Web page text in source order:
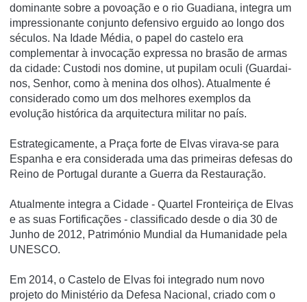
dominante sobre a povoação e o rio Guadiana, integra um
impressionante conjunto defensivo erguido ao longo dos
séculos. Na Idade Média, o papel do castelo era
complementar à invocação expressa no brasão de armas
da cidade: Custodi nos domine, ut pupilam oculi (Guardai-
nos, Senhor, como à menina dos olhos). Atualmente é
considerado como um dos melhores exemplos da
evolução histórica da arquitectura militar no paí­s.
Estrategicamente, a Praça forte de Elvas virava-se para
Espanha e era considerada uma das primeiras defesas do
Reino de Portugal durante a Guerra da Restauração.
Atualmente integra a Cidade - Quartel Fronteiriça de Elvas
e as suas Fortificações - classificado desde o dia 30 de
Junho de 2012, Património Mundial da Humanidade pela
UNESCO.
Em 2014, o Castelo de Elvas foi integrado num novo
projeto do Ministério da Defesa Nacional, criado com o